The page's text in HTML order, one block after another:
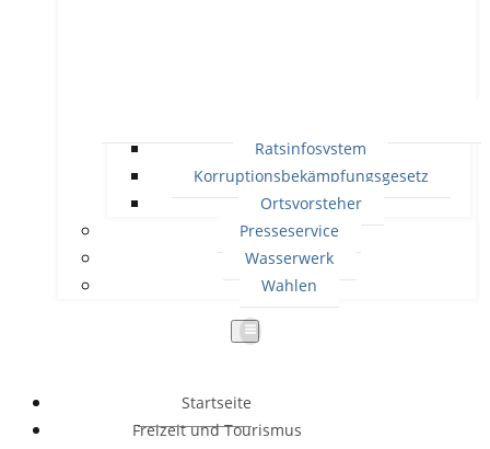
Ratsinfosystem
Korruptionsbekämpfungsgesetz
Ortsvorsteher
Presseservice
Wasserwerk
Wahlen
Startseite
Freizeit und Tourismus